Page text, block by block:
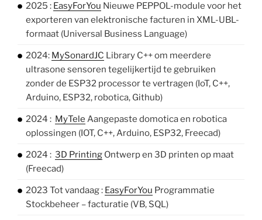
2025 : EasyForYou Nieuwe PEPPOL-module voor het
exporteren van elektronische facturen in XML-UBL-
formaat (Universal Business Language)
2024: MySonardJC Library C++ om meerdere
ultrasone sensoren tegelijkertijd te gebruiken
zonder de ESP32 processor te vertragen (IoT, C++,
Arduino, ESP32, robotica, Github)
2024 : MyTele Aangepaste domotica en robotica
oplossingen (IOT, C++, Arduino, ESP32, Freecad)
2024 : 3D Printing Ontwerp en 3D printen op maat
(Freecad)
2023 Tot vandaag : EasyForYou Programmatie
Stockbeheer – facturatie (VB, SQL)